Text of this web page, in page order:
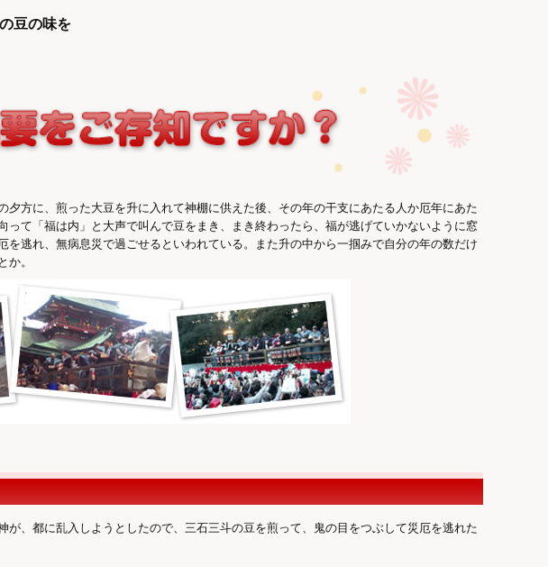
豆の味を
方に、煎った大豆を升に入れて神棚に供えた後、その年の干支にあたる人か厄年にあた
て「福は内」と大声で叫んで豆をまき、まき終わったら、福が逃げていかないように窓
逃れ、無病息災で過ごせるといわれている。また升の中から一掴みで自分の年の数だけ
。
、都に乱入しようとしたので、三石三斗の豆を煎って、鬼の目をつぶして災厄を逃れた